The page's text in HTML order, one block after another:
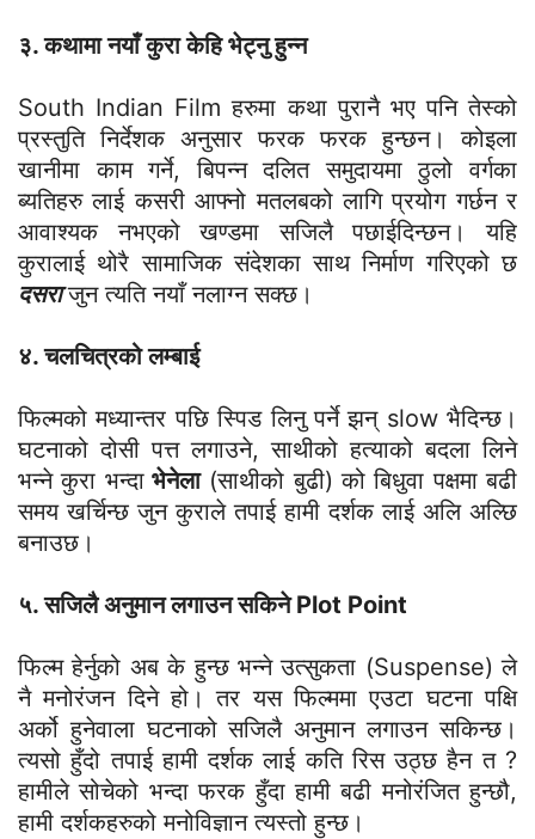
३. कथामा नयाँ कुरा केहि भेट्नु हुन्न
South Indian Film हरुमा कथा पुरानै भए पनि तेस्को
प्रस्तुति निर्देशक अनुसार फरक फरक हुन्छन। कोइला
खानीमा काम गर्ने, बिपन्न दलित समुदायमा ठुलो वर्गका
ब्यतिहरु लाई कसरी आफ्नो मतलबको लागि प्रयोग गर्छन र
आवाश्यक नभएको खण्डमा सजिलै पछाईदिन्छन। यहि
कुरालाई थोरै सामाजिक संदेशका साथ निर्माण गरिएको छ
दसरा जुन त्यति नयाँ नलाग्न सक्छ।
४. चलचित्रको लम्बाई
फिल्मको मध्यान्तर पछि स्पिड लिनु पर्ने झन् slow भैदिन्छ।
घटनाको दोसी पत्त लगाउने, साथीको हत्याको बदला लिने
भन्ने कुरा भन्दाभेनेला(साथीको बुढी) को बिधुवा पक्षमा बढी
समय खर्चिन्छ जुन कुराले तपाई हामी दर्शक लाई अलि अल्छि
बनाउछ।
५. सजिलै अनुमान लगाउन सकिने Plot Point
फिल्म हेर्नुको अब के हुन्छ भन्ने उत्सुकता (Suspense) ले
नै मनोरंजन दिने हो। तर यस फिल्ममा एउटा घटना पक्षि
अर्को हुनेवाला घटनाको सजिलै अनुमान लगाउन सकिन्छ।
त्यसो हुँदो तपाई हामी दर्शक लाई कति रिस उठ्छ हैन त ?
हामीले सोचेको भन्दा फरक हुँदा हामी बढी मनोरंजित हुन्छौ,
हामी दर्शकहरुको मनोविज्ञान त्यस्तो हुन्छ।